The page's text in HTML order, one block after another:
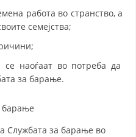
работа во странство, а
семејства;
наоѓаат во потреба да
за барање.
барање
Службата за барање во